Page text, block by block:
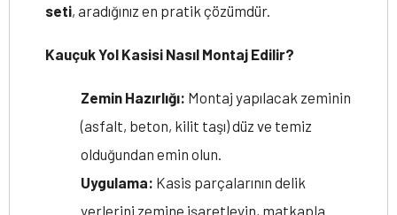
seti, aradığınız en pratik çözümdür.
Kauçuk Yol Kasisi Nasıl Montaj Edilir?
Zemin Hazırlığı: Montaj yapılacak zeminin
(asfalt, beton, kilit taşı) düz ve temiz
olduğundan emin olun.
Uygulama: Kasis parçalarının delik
yerlerini zemine işaretleyin, matkapla